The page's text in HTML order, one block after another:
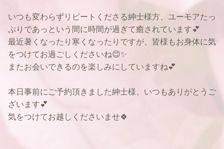
いつも変わらずリピートくださる紳士様方、ユーモアたっ
ぷりであっという間に時間が過ぎて癒されています💕
最近暑くなったり寒くなったりですが、皆様もお身体に気
をつけてお過ごしくださいね😊✨
またお会いできるのを楽しみにしていますね💕
本日事前にご予約頂きました紳士様、いつもありがとうご
ざいます💕
気をつけてお越しくださいませ🍀